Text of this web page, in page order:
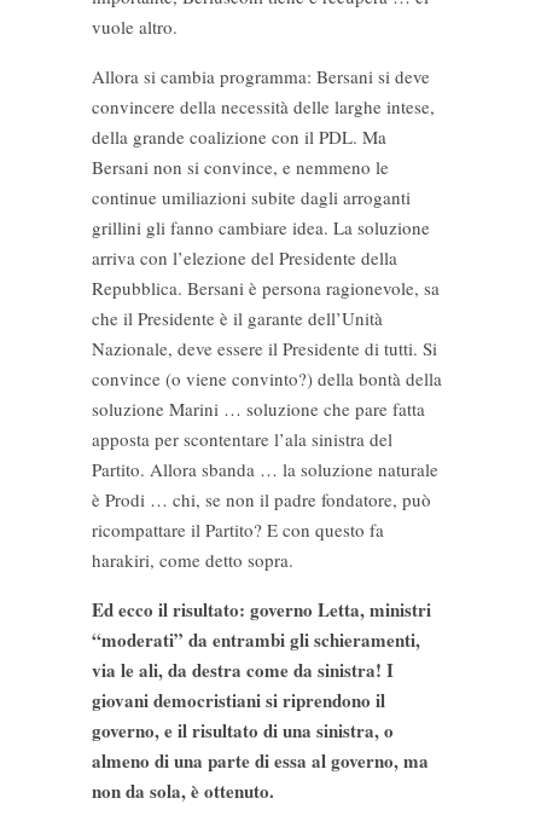
vuole altro.
Allora si cambia programma: Bersani si deve
convincere della necessità delle larghe intese,
della grande coalizione con il PDL. Ma
Bersani non si convince, e nemmeno le
continue umiliazioni subite dagli arroganti
grillini gli fanno cambiare idea. La soluzione
arriva con l’elezione del Presidente della
Repubblica. Bersani è persona ragionevole, sa
che il Presidente è il garante dell’Unità
Nazionale, deve essere il Presidente di tutti. Si
convince (o viene convinto?) della bontà della
soluzione Marini … soluzione che pare fatta
apposta per scontentare l’ala sinistra del
Partito. Allora sbanda … la soluzione naturale
è Prodi … chi, se non il padre fondatore, può
ricompattare il Partito? E con questo fa
harakiri, come detto sopra.
Ed ecco il risultato: governo Letta, ministri
“moderati” da entrambi gli schieramenti,
via le ali, da destra come da sinistra! I
giovani democristiani si riprendono il
governo, e il risultato di una sinistra, o
almeno di una parte di essa al governo, ma
non da sola, è ottenuto.